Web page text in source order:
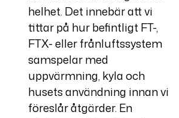
helhet. Det innebär att vi
tittar på hur befintligt FT-,
FTX- eller frånluftssystem
samspelar med
uppvärmning, kyla och
husets användning innan vi
föreslår åtgärder. En